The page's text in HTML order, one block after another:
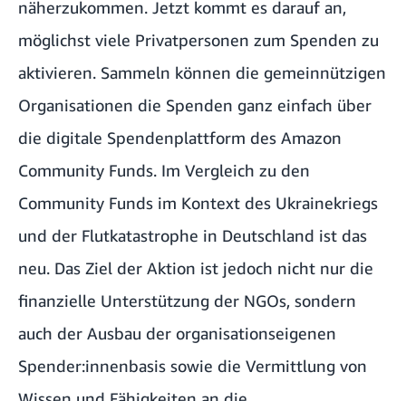
näherzukommen. Jetzt kommt es darauf an,
möglichst viele Privatpersonen zum Spenden zu
aktivieren. Sammeln können die gemeinnützigen
Organisationen die Spenden ganz einfach über
die digitale Spendenplattform des Amazon
Community Funds. Im Vergleich zu den
Community Funds im Kontext des Ukrainekriegs
und der Flutkatastrophe in Deutschland ist das
neu. Das Ziel der Aktion ist jedoch nicht nur die
finanzielle Unterstützung der NGOs, sondern
auch der Ausbau der organisationseigenen
Spender:innenbasis sowie die Vermittlung von